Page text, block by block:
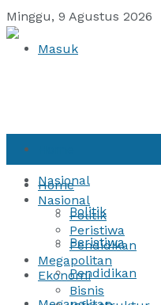
Minggu, 9 Agustus 2026
Masuk
Nasional
Politik
Peristiwa
Pendidikan
Home
Nasional
Politik
Peristiwa
Pendidikan
Megapolitan
Ekonomi
Bisnis